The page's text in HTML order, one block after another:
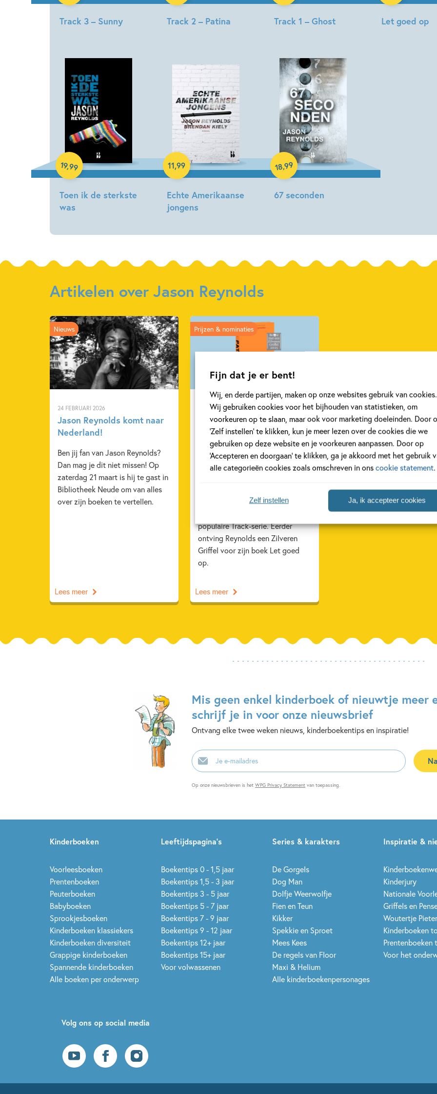
Fijn dat je er bent!
Wij, en derde partijen, maken op onze websites gebruik van cookies.
Wij gebruiken cookies voor het bijhouden van statistieken, om
voorkeuren op te slaan, maar ook voor marketing doeleinden. Door
‘Zelf instellen’ te klikken, kun je meer lezen over de cookies die we
gebruiken op deze website en je voorkeuren aanpassen. Door op
‘Accepteren en doorgaan’ te klikken, ga je akkoord met het gebruik
alle categorieën cookies zoals omschreven in onscookie statement.
Ja, ik accepteer cookies
Zelf instellen
Track 3 – Sunny Track 2 – Patina Track 1 – Ghost Let goed op
Toen ik de sterkste
was
Reynolds
19,99
Paperback
Echte Amerikaanse
jongens
Reynolds
11,99
E-book
67 seconden
18,99
Paperback
Artikelen over Jason Reynolds
24 FEBRUARI 2026
Jason Reynolds komt naar
Nederland!
Ben jij fan van Jason Reynolds?
Dan mag je dit niet missen! Op
zaterdag 21 maart is hij te gast in
Bibliotheek Neude om van alles
over zijn boeken te vertellen.
Nieuws
Lees meer
19 JUNI 2025
‘Patina’ van Jason Reynolds
bekroond met Zilveren
Griffel
Patina, geschreven door de
bekroond met een Zilveren Griffel.
populaire Track-serie. Eerder
ontving Reynolds een Zilveren
Griffel voor zijn boek Let goed
op.
Prijzen & nominaties
Lees meer
Mis geen enkel kinderboek of nieuwtje meer
schrijf je in voor onze nieuwsbrief
Ontvang elke twee weken nieuws, kinderboekentips en inspiratie!
E-
mailadres
Op onze nieuwsbrieven is het WPG Privacy Statement van toepassing.
Kinderboeken
Voorleesboeken
Prentenboeken
Peuterboeken
Babyboeken
Sprookjesboeken
Kinderboeken klassiekers
Kinderboeken diversiteit
Grappige kinderboeken
Spannende kinderboeken
Alle boeken per onderwerp
Leeftijdspagina’s
Boekentips 0 - 1,5 jaar
Boekentips 1,5 - 3 jaar
Boekentips 3 - 5 jaar
Boekentips 5 - 7 jaar
Boekentips 7 - 9 jaar
Boekentips 9 - 12 jaar
Boekentips 12+ jaar
Boekentips 15+ jaar
Voor volwassenen
Series & karakters
De Gorgels
Dog Man
Dolfje Weerwolfje
Fien en Teun
Kikker
Spekkie en Sproet
Mees Kees
De regels van Floor
Maxi & Helium
Alle kinderboekenpersonages
Inspiratie &
Kinderjury
Nationale
Griffels en
Woutertje
Kinderboeken
Prentenboeken
Voor het
Volg ons op social media